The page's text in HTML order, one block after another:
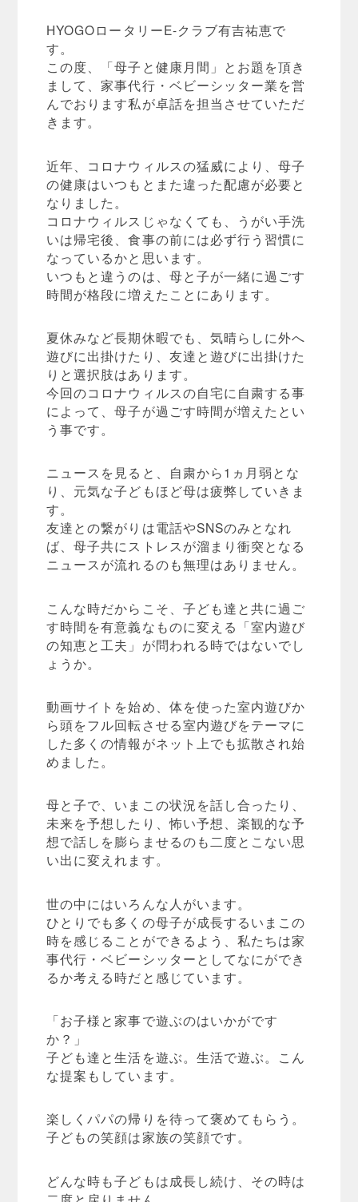
HYOGOロータリーE-クラブ有吉祐恵で
す。
この度、「母子と健康月間」とお題を頂き
まして、家事代行・ベビーシッター業を営
んでおります私が卓話を担当させていただ
きます。
近年、コロナウィルスの猛威により、母子
の健康はいつもとまた違った配慮が必要と
なりました。
コロナウィルスじゃなくても、うがい手洗
いは帰宅後、食事の前には必ず行う習慣に
なっているかと思います。
いつもと違うのは、母と子が一緒に過ごす
時間が格段に増えたことにあります。
夏休みなど長期休暇でも、気晴らしに外へ
遊びに出掛けたり、友達と遊びに出掛けた
りと選択肢はあります。
今回のコロナウィルスの自宅に自粛する事
によって、母子が過ごす時間が増えたとい
う事です。
ニュースを見ると、自粛から1ヵ月弱とな
り、元気な子どもほど母は疲弊していきま
す。
友達との繋がりは電話やSNSのみとなれ
ば、母子共にストレスが溜まり衝突となる
ニュースが流れるのも無理はありません。
こんな時だからこそ、子ども達と共に過ご
す時間を有意義なものに変える「室内遊び
の知恵と工夫」が問われる時ではないでし
ょうか。
動画サイトを始め、体を使った室内遊びか
ら頭をフル回転させる室内遊びをテーマに
した多くの情報がネット上でも拡散され始
めました。
母と子で、いまこの状況を話し合ったり、
未来を予想したり、怖い予想、楽観的な予
想で話しを膨らませるのも二度とこない思
い出に変えれます。
世の中にはいろんな人がいます。
ひとりでも多くの母子が成長するいまこの
時を感じることができるよう、私たちは家
事代行・ベビーシッターとしてなにができ
るか考える時だと感じています。
「お子様と家事で遊ぶのはいかがです
か？」
子ども達と生活を遊ぶ。生活で遊ぶ。こん
な提案もしています。
楽しくパパの帰りを待って褒めてもらう。
子どもの笑顔は家族の笑顔です。
どんな時も子どもは成長し続け、その時は